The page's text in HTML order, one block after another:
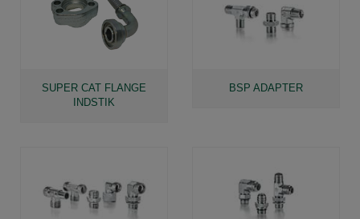
SUPER CAT FLANGE
INDSTIK
BSP ADAPTER